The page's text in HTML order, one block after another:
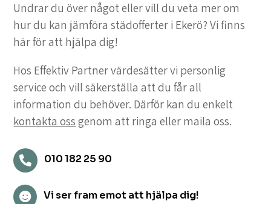
Undrar du över något eller vill du veta mer om
hur du kan jämföra städofferter i Ekerö? Vi finns
här för att hjälpa dig!
Hos Effektiv Partner värdesätter vi personlig
service och vill säkerställa att du får all
information du behöver. Därför kan du enkelt
kontakta oss genom att ringa eller maila oss.
 010 182 25 90
 Vi ser fram emot att hjälpa dig!